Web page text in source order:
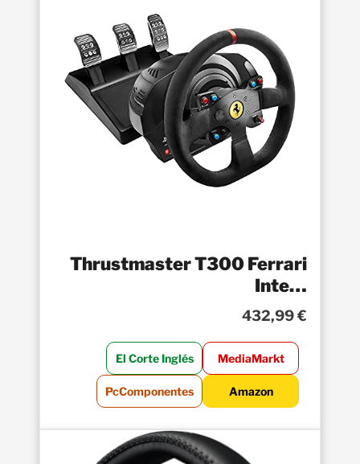
Thrustmaster T300 Ferrari
Inte…
432,99 €
El Corte Inglés MediaMarkt
PcComponentes Amazon